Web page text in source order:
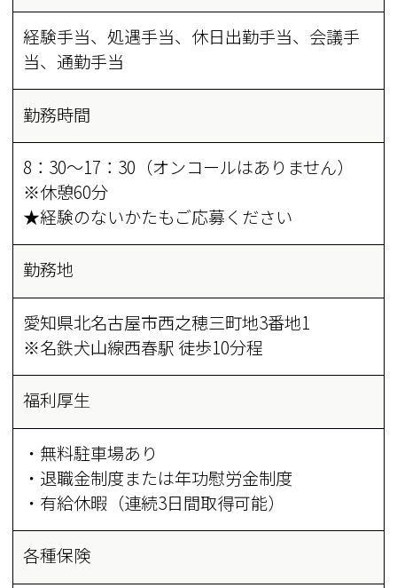
経験手当、処遇手当、休日出勤手当、会議手
当、通勤手当
勤務時間
8：30～17：30（オンコールはありません）
※休憩60分
★経験のないかたもご応募ください
勤務地
愛知県北名古屋市西之穂三町地3番地1
※名鉄犬山線西春駅 徒歩10分程
福利厚生
・無料駐車場あり
・退職金制度または年功慰労金制度
・有給休暇（連続3日間取得可能）
各種保険